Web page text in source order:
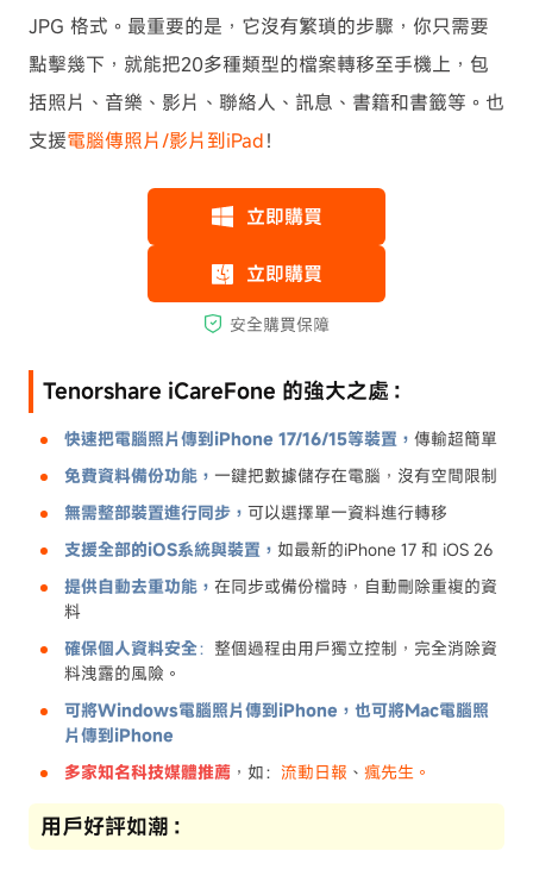
JPG 格式。最重要的是，它沒有繁瑣的步驟，你只需要
點擊幾下，就能把20多種類型的檔案轉移至手機上，包
括照片、音樂、影片、聯絡人、訊息、書籍和書籤等。也
支援電腦傳照片/影片到iPad！
Tenorshare iCareFone 的強大之處：
快速把電腦照片傳到iPhone 17/16/15等裝置， 傳輸超簡單
免費資料備份功能， 一鍵把數據儲存在電腦，沒有空間限制
無需整部裝置進行同步， 可以選擇單一資料進行轉移
支援全部的iOS系統與裝置， 如最新的iPhone 17 和 iOS 26
提供自動去重功能， 在同步或備份檔時，自動刪除重複的資
料
確保個人資料安全： 整個過程由用戶獨立控制，完全消除資
料洩露的風險。
可將Windows電腦照片傳到iPhone，也可將Mac電腦照
片傳到iPhone
多家知名科技媒體推薦 ，如： 流動日報 、 瘋先生。
用戶好評如潮：